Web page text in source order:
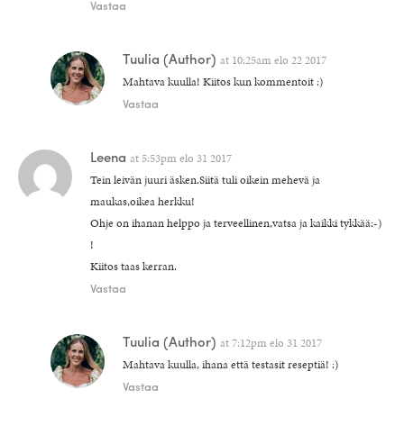
Vastaa
Tuulia (Author) at 10:25am elo 22 2017
Mahtava kuulla! Kiitos kun kommentoit :)
Vastaa
Leena at 5:53pm elo 31 2017
Tein leivän juuri äsken.Siitä tuli oikein mehevä ja
maukas,oikea herkku!
Ohje on ihanan helppo ja terveellinen,vatsa ja kaikki tykkää:-)
!
Kiitos taas kerran.
Vastaa
Tuulia (Author) at7:12pm elo 31 2017
Mahtava kuulla, ihana että testasit reseptiä! :)
Vastaa